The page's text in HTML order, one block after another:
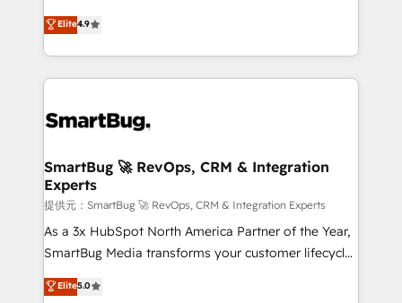
の一部をAIが自律実行する組織への移行を設計・実装。
Breeze・Claude等をHubSpotと連携させ、役割定義・
革を、構想から実装・定着までPMOとして主導。「設
の統合・浸透・変革管理を実行します。 ▸ CMS戦略設
計・構築：リード獲得・CVR・SEOを前提にした情報設
計・導線設計・テンプレート設計をContent Hubで一体
提供。 ▸ 既存CRM・MAからの移行支援：Salesforce・
Marketo・Pardot等からの移行、カスタム設計、履歴
Perplexity等のAI検索からの流入・引用を前提にコンテ
don't just "set up tools" — we install the GTM
Operating System (GTM OS) to align your leadership
and engineer a portal that drives predictable
revenue velocity. 🚀 GTM Strategy & Alignment
stalling growth. Fix your ICP, Math, and Story to stop
Scalable Architecture: Zero-technical-debt setup
across all Hubs, validated by our 7 HubSpot
Accreditations. AI-Powered RevOps: Breeze AI,
custom AI agents, and high-integrity migrations for
total reporting clarity. Security & Compliance: SOC 2
security. 🏆 Why Bluleadz? GTM OS Partner | 16+
Elite4.9
SmartBug 🚀 RevOps, CRM & Integration
Experts
提供元：SmartBug 🚀 RevOps, CRM & Integration Experts
As a 3x HubSpot North America Partner of the Year,
SmartBug Media transforms your customer lifecycle
into a revenue engine. Our unified ecosystem
includes specialized divisions Globalia (AI &
Elite5.0